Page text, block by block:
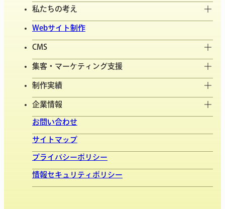
私たちの考え
Webサイト制作
CMS
集客・マーケティング支援
制作実績
企業情報
お問い合わせ
サイトマップ
プライバシーポリシー
情報セキュリティポリシー